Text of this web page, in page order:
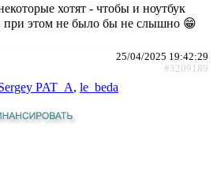
хотят - чтобы и ноутбук
при этом не было бы не слышно 😁
25/04/2025 19:42:29
#3209189
PAT_A, le_beda